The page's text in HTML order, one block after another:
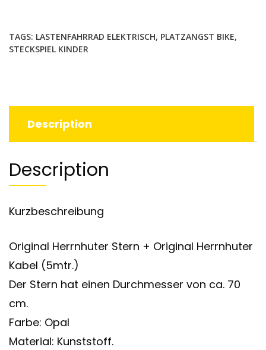
TAGS: LASTENFAHRRAD ELEKTRISCH, PLATZANGST BIKE,
STECKSPIEL KINDER
Description
Description
Kurzbeschreibung
Original Herrnhuter Stern + Original Herrnhuter
Kabel (5mtr.)
Der Stern hat einen Durchmesser von ca. 70
cm.
Farbe: Opal
Material: Kunststoff.